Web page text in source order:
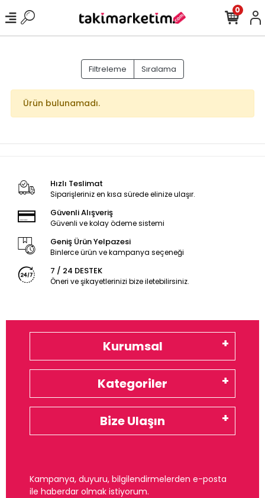
0
Filtreleme Sıralama
Ürün bulunamadı.
Hızlı Teslimat
Siparişleriniz en kısa sürede elinize ulaşır.
Güvenli Alışveriş
Güvenli ve kolay ödeme sistemi
Geniş Ürün Yelpazesi
Binlerce ürün ve kampanya seçeneği
7 / 24 DESTEK
Öneri ve şikayetlerinizi bize iletebilirsiniz.
Kurumsal
Kategoriler
Bize Ulaşın
Kampanya, duyuru, bilgilendirmelerden e-posta
ile haberdar olmak istiyorum.